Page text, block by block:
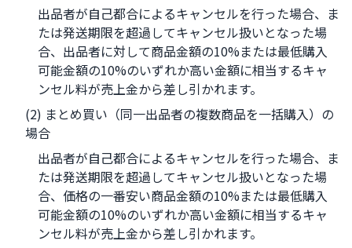
出品者が自己都合によるキャンセルを行った場合、ま
たは発送期限を超過してキャンセル扱いとなった場
合、出品者に対して商品金額の10%または最低購入
可能金額の10%のいずれか高い金額に相当するキャ
ンセル料が売上金から差し引かれます。
(2) まとめ買い（同一出品者の複数商品を一括購入）の
場合
出品者が自己都合によるキャンセルを行った場合、ま
たは発送期限を超過してキャンセル扱いとなった場
合、価格の一番安い商品金額の10%または最低購入
可能金額の10%のいずれか高い金額に相当するキャ
ンセル料が売上金から差し引かれます。